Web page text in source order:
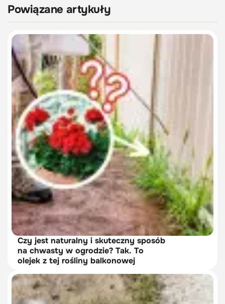
Powiązane artykuły
Czy jest naturalny i skuteczny sposób
na chwasty w ogrodzie? Tak. To
olejek z tej rośliny balkonowej